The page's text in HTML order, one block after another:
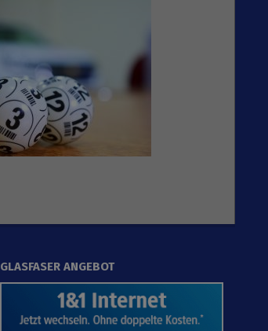
GLASFASER ANGEBOT